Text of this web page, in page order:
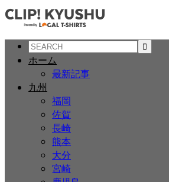
ホーム
最新記事
九州
福岡
佐賀
長崎
熊本
大分
宮崎